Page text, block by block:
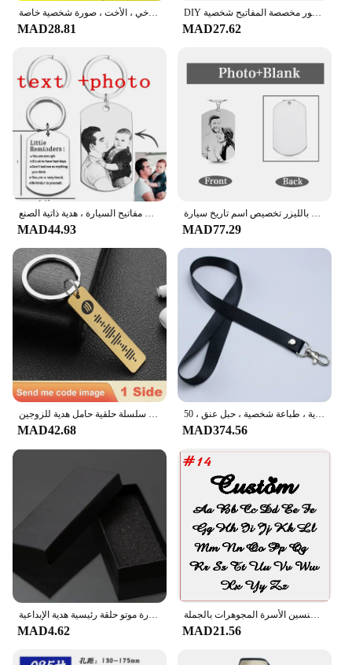
حلقة مفاتيح على الوجهين مع صورة شخصية ، صناعة يدوية ، للعائلة ، الطفل ، الأب ، الأم ، أخي ، الأخت ، صورة شخصية خاصة
MAD28.81
DIY بها بنفسك ضعف الجانب صور مخصصة المفاتيح شخصية Keyrings مخصصة الزجاج كابوشون عشاق الأسرة الطفل سلسلة مفاتيح معدنية الهدايا
MAD27.62
سلسلة مفاتيح مخصصة للنساء ، الفولاذ المقاوم للصدأ ، النقش بالليزر ، الاسم المخصص ، التاريخ ، حلقات مفاتيح السيارة ، هدية ذاتية الصنع
MAD44.93
شخصية صور المفاتيح الفولاذ المقاوم للصدأ النقش بالليزر تخصيص اسم تاريخ سيارة Keyrings للنساء الرجال DIY بها بنفسك هدية
MAD77.29
MAD42.68
سلسلة مفاتيح مطبوعة مخصصة مع شعار ، حبل شخصي ، اسم ، حامل شارة ، بطاقات هوية ، طباعة شخصية ، حبل عنق ، 50 *
MAD374.56
MAD4.62 MAD21.56